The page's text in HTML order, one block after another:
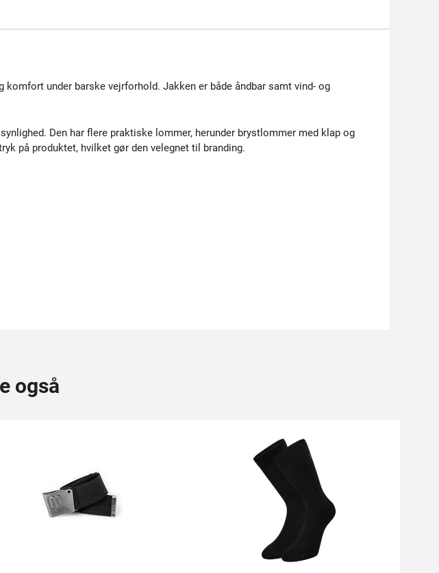
under barske vejrforhold. Jakken er både åndbar samt vind- og
Den har flere praktiske lommer, herunder brystlommer med klap og
på produktet, hvilket gør den velegnet til branding.
også